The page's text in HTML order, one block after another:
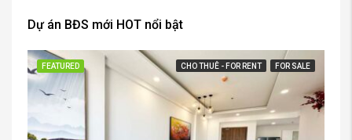
Dự án BĐS mới HOT nổi bật
FEATURED CHO THUÊ - FOR RENT FOR SALE